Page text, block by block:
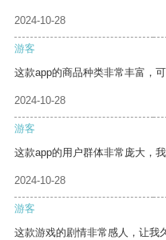
2024-10-28
游客
这款app的商品种类非常丰富，
2024-10-28
游客
这款app的用户群体非常庞大，
2024-10-28
游客
这款游戏的剧情非常感人，让我